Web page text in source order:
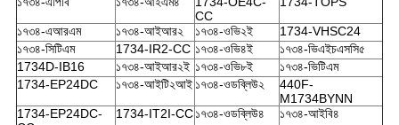
CC
১৭৩৪-এআরএম ১৭৩৪-আইআর২ ১৭৩৪-ওভি২ই
1734-VHSC24
১৭৩৪-সিটিএম
1734-IR2-CC ১৭৩৪-ওভি৪ই
১৭৩৪-ভিএইচএসসি৫
1734D-IB16
১৭৩৪-আইআর২ই ১৭৩৪-ওভি৮ই
১৭৩৪-ভিটিএম
1734-EP24DC
১৭৩৪-আইটি২আই ১৭৩৪-ওডব্লিউ২
440F-
M1734BYNN
1734-EP24DC-
1734-IT2I-CC১৭৩৪-ওডব্লিউ৪ ১৭৩৪-আইবি৪